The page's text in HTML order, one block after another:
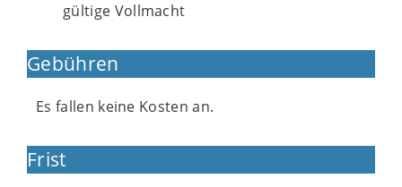
gültige Vollmacht
Gebühren
Es fallen keine Kosten an.
Frist